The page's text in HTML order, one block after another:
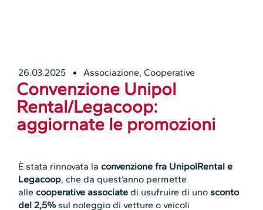
26.03.2025 Associazione,Cooperative
Convenzione Unipol
Rental/Legacoop:
aggiornate le promozioni
È stata rinnovata la convenzione fra UnipolRental e
Legacoop, che da quest’anno permette
alle cooperative associate di usufruire di uno sconto
del 2,5% sul noleggio di vetture o veicoli